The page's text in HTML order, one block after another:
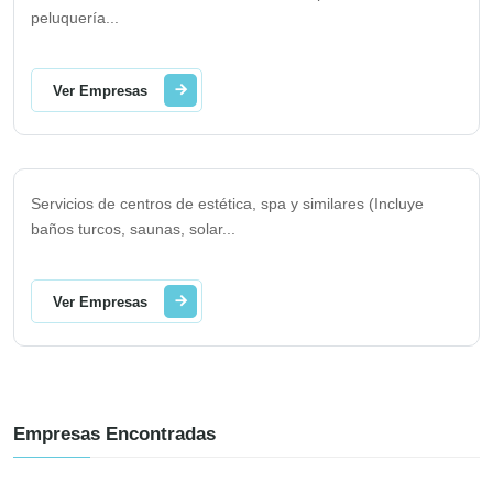
peluquería
Ver Empresas
Servicios de centros de estética, spa y similares (Incluye
baños turcos, saunas, solar...
Ver Empresas
Empresas Encontradas